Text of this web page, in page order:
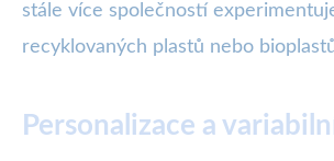
stále více společností
recyklovaných plastů nebo
Personalizace a